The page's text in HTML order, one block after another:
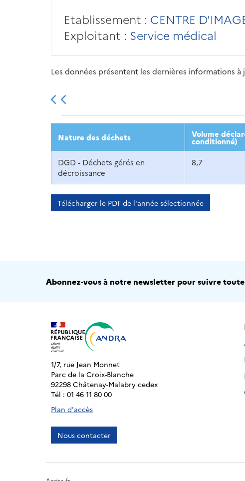
Etablissement : CENTRE
Exploitant : Service médical
Les données présentent les dernières informations
2013 2014 2015
Nature des déchets Volume
conditionné)
DGD - Déchets gérés en
décroissance
8,7
Télécharger le PDF de l'année sélectionnée
Abonnez-vous à notre newsletter pour suivre toute
1/7, rue Jean Monnet
Parc de la Croix-Blanche
92298 Châtenay-Malabry cedex
Tél : 01 46 11 80 00
Plan d'accès
Nous contacter